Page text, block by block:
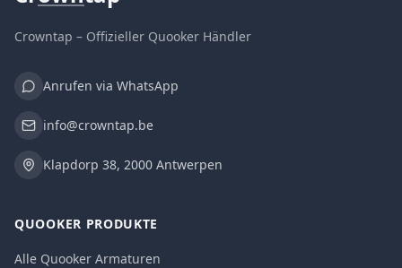
Crowntap – Offizieller Quooker Händler
Anrufen via WhatsApp
info@crowntap.be
Klapdorp 38, 2000 Antwerpen
QUOOKER PRODUKTE
Alle Quooker Armaturen